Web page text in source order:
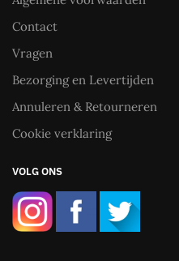
Contact
Vragen
Bezorging en Levertijden
Annuleren & Retourneren
Cookie verklaring
VOLG ONS